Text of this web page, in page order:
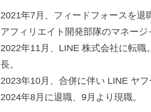
2021年7月、フィードフォースを
アフィリエイト開発部隊のマネージ
2022年11月、LINE 株式会社に転
長。
2023年10月、合併に伴い LINE ヤフ
2024年8月に退職、9月より現職。